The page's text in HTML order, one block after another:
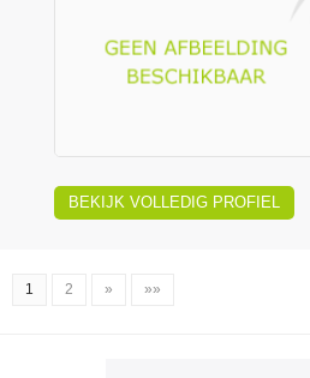
BEKIJK VOLLEDIG PROFIEL
1 2 » »»